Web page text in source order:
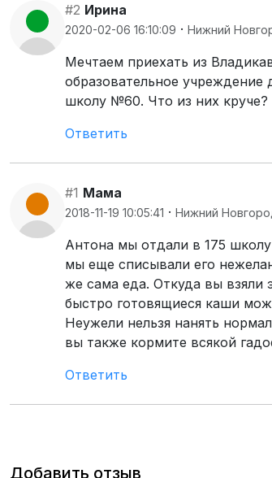
#2 Ирина
2020-02-06 16:10:09 · Нижний
Мечтаем приехать из
образовательное
школу №60. Что из них круче?
Ответить
#1 Мама
2018-11-19 10:05:41 · Нижний
Антона мы отдали в 175
мы еще списывали его
же сама еда. Откуда вы взяли
быстро готовящиеся каши
Неужели нельзя нанять
вы также кормите всякой
Ответить
Добавить отзыв